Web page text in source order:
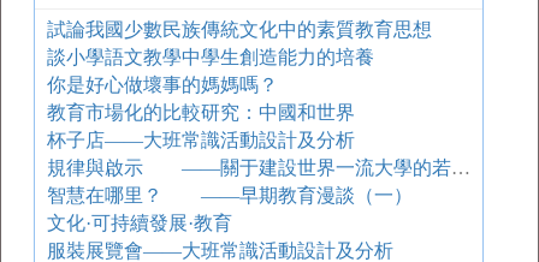
試論我國少數民族傳統文化中的素質教育思想
談小學語文教學中學生創造能力的培養
你是好心做壞事的媽媽嗎？
教育市場化的比較研究：中國和世界
杯子店——大班常識活動設計及分析
規律與啟示 ——關于建設世界一流大學的若干思考
智慧在哪里？ ——早期教育漫談（一）
文化·可持續發展·教育
服裝展覽會——大班常識活動設計及分析